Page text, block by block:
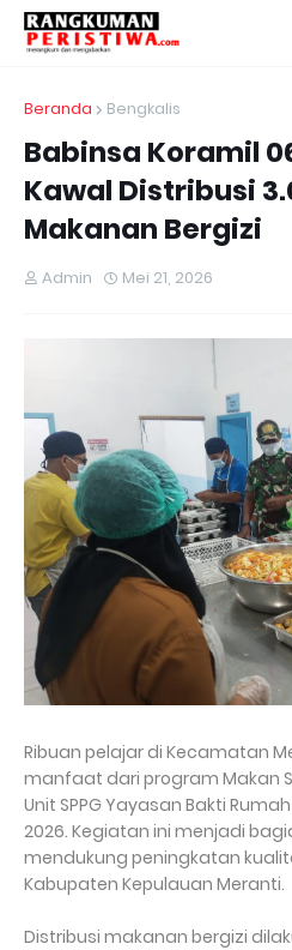
Beranda Bengkalis
Babinsa Koramil
Kawal Distribusi
Makanan Bergizi
Admin Mei 21, 2026
Ribuan pelajar di Kecamatan
manfaat dari program Makan
Unit SPPG Yayasan Bakti
2026. Kegiatan ini menjadi
mendukung peningkatan
Kabupaten Kepulauan Meranti.
Distribusi makanan bergizi